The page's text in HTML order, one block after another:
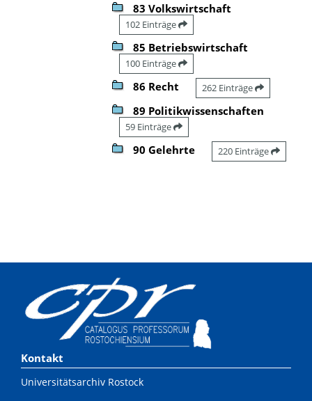
83 Volkswirtschaft
102 Einträge
85 Betriebswirtschaft
100 Einträge
86 Recht 262 Einträge
89 Politikwissenschaften
59 Einträge
90 Gelehrte 220 Einträge
Kontakt
Universitätsarchiv Rostock